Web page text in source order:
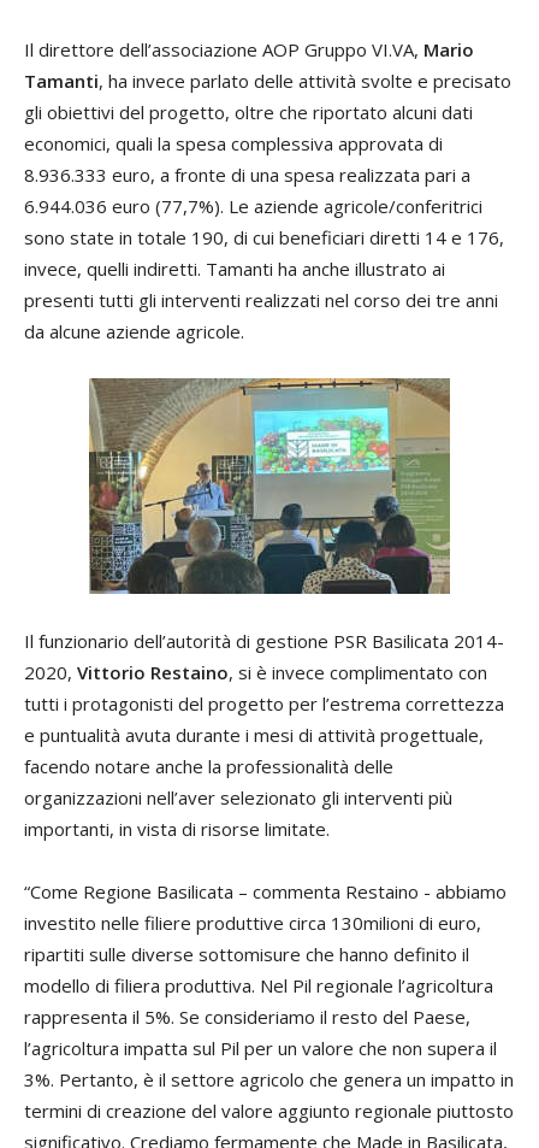
Il direttore dell’associazione AOP Gruppo VI.VA, Mario
Tamanti, ha invece parlato delle attività svolte e precisato
gli obiettivi del progetto, oltre che riportato alcuni dati
economici, quali la spesa complessiva approvata di
8.936.333 euro, a fronte di una spesa realizzata pari a
6.944.036 euro (77,7%). Le aziende agricole/conferitrici
sono state in totale 190, di cui beneficiari diretti 14 e 176,
invece, quelli indiretti. Tamanti ha anche illustrato ai
presenti tutti gli interventi realizzati nel corso dei tre anni
da alcune aziende agricole.
Il funzionario dell’autorità di gestione PSR Basilicata 2014-
2020, Vittorio Restaino, si è invece complimentato con
tutti i protagonisti del progetto per l’estrema correttezza
e puntualità avuta durante i mesi di attività progettuale,
facendo notare anche la professionalità delle
organizzazioni nell’aver selezionato gli interventi più
importanti, in vista di risorse limitate.
“Come Regione Basilicata – commenta Restaino - abbiamo
investito nelle filiere produttive circa 130milioni di euro,
ripartiti sulle diverse sottomisure che hanno definito il
modello di filiera produttiva. Nel Pil regionale l’agricoltura
rappresenta il 5%. Se consideriamo il resto del Paese,
l’agricoltura impatta sul Pil per un valore che non supera il
3%. Pertanto, è il settore agricolo che genera un impatto in
termini di creazione del valore aggiunto regionale piuttosto
significativo. Crediamo fermamente che Made in Basilicata,